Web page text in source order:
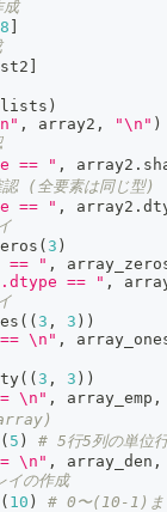
8 ]
]
lists )
, array2 , "\n" )
== " , array2 .
(全要素は同じ型)
== " , array2 .
( 3 )
== " ,
== " ,
( ( 3 , 3 ) )
\n" ,
( ( 3 , 3 ) )
\n" , array_emp ,
( 5 )
# 5行5列の単位
\n" , array_den ,
の作成
( 10 )
# 0〜(10-1)ま